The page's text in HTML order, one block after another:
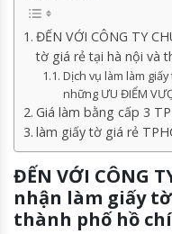
ĐẾN VỚI CÔNG TY
tờ giá rẻ tại hà nội và
Dịch vụ làm làm
những ƯU ĐIỂM
Giá làm bằng cấp 3
làm giấy tờ giá rẻ
ĐẾN VỚI CÔNG
nhận làm giấy
thành phố hồ